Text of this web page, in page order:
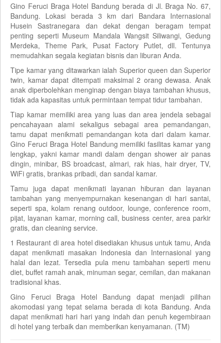
Gino Feruci Braga Hotel Bandung berada di Jl. Braga No. 67,
Bandung. Lokasi berada 3 km dari Bandara Internasional
Husein Sastranegara dan dekat dengan beragam tempat
penting seperti Museum Mandala Wangsit Siliwangi, Gedung
Merdeka, Theme Park, Pusat Factory Putlet, dll. Tentunya
memudahkan segala kegiatan bisnis dan liburan Anda.
Tipe kamar yang ditawarkan ialah Superior queen dan Superior
twin, kamar dapat ditempati maksimal 2 orang dewasa. Anak
anak diperbolehkan menginap dengan biaya tambahan khusus,
tidak ada kapasitas untuk permintaan tempat tidur tambahan.
Tiap kamar memiliki area yang luas dan area jendela sebagai
pencahayaan alami sekaligus sebagai area pemandangan,
tamu dapat menikmati pemandangan kota dari dalam kamar.
Gino Feruci Braga Hotel Bandung memiliki fasilitas kamar yang
lengkap, yakni kamar mandi dalam dengan shower air panas
dingin, minibar, BS broadcast, almari, rak hias, hair dryer, TV,
WiFi gratis, brankas pribadi, dan sandal kamar.
Tamu juga dapat menikmati layanan hiburan dan layanan
tambahan yang menyempurnakan kesenangan di hari santai,
seperti spa, kolam renang outdoor, lounge, conference room,
pijat, layanan kamar, morning call, business center, area parkir
gratis, dan cleaning service.
1 Restaurant di area hotel disediakan khusus untuk tamu, Anda
dapat menikmati masakan Indonesia dan Internasional yang
halal dan lezat. Tersedia pula menu tambahan seperti menu
diet, buffet ramah anak, minuman segar, cemilan, dan makanan
tradisional khas.
Gino Feruci Braga Hotel Bandung dapat menjadi pilihan
akomodasi yang tepat selama berada di kota Bandung. Anda
dapat menikmati hari hari yang indah dan penuh kegembiraan
di hotel yang terbaik dan memberikan kenyamanan. (TM)